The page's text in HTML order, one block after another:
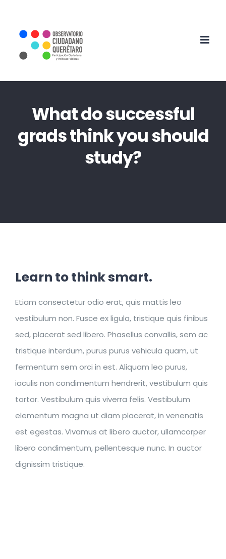
content
What do successful
grads think you should
study?
Learn to think smart.
Etiam consectetur odio erat, quis mattis leo
vestibulum non. Fusce ex ligula, tristique quis finibus
sed, placerat sed libero. Phasellus convallis, sem ac
tristique interdum, purus purus vehicula quam, ut
fermentum sem orci in est. Aliquam leo purus,
iaculis non condimentum hendrerit, vestibulum quis
tortor. Vestibulum quis viverra felis. Vestibulum
elementum magna ut diam placerat, in venenatis
est egestas. Vivamus at libero auctor, ullamcorper
libero condimentum, pellentesque nunc. In auctor
dignissim tristique.